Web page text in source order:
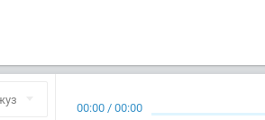
00:00 /00:00